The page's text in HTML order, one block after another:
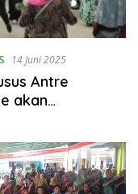
14 Juni 2025
Antre
akan